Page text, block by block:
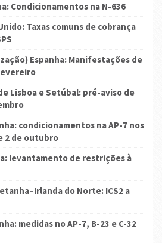
Condicionamentos na N-636
Taxas comuns de cobrança
Espanha: Manifestações de
Lisboa e Setúbal: pré-aviso de
condicionamentos na AP-7 nos
2 de outubro
levantamento de restrições à
do Norte: ICS2 a
medidas no AP-7, B-23 e C-32